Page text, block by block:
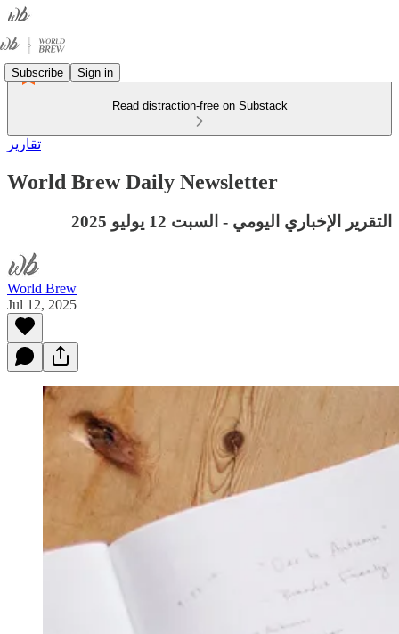
Subscribe Sign in
Read distraction-free on Substack
تقارير
World Brew Daily Newsletter
التقرير الإخباري اليومي - السبت 12 يوليو 2025
World Brew
Jul 12, 2025